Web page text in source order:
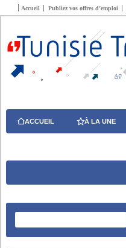
Accueil Publiez vos offres d’emploi
ACCUEIL À LA UNE